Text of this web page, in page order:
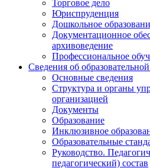
Торговое дело
Юриспруденция
Дошкольное
Документационное
архивоведение
Профессиональное
Сведения об
Основные сведения
Структура и органы
организацией
Документы
Образование
Инклюзивное
Образовательные
Руководство.
педагогический) состав